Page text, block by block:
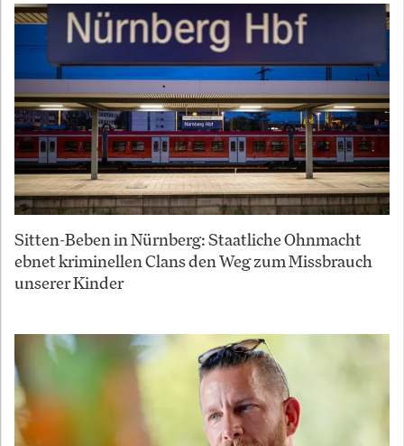
Sitten-Beben in Nürnberg: Staatliche Ohnmacht
ebnet kriminellen Clans den Weg zum Missbrauch
unserer Kinder